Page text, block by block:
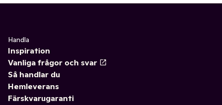
Handla
Inspiration
Vanliga frågor och svar
Så handlar du
Hemleverans
Färskvarugaranti